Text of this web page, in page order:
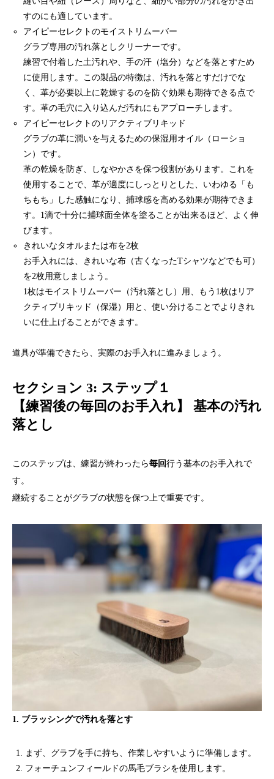
すのにも適しています。
アイピーセレクトのモイストリムーバー
グラブ専用の汚れ落としクリーナーです。
練習で付着した土汚れや、手の汗（塩分）などを落とすため
に使用します。この製品の特徴は、汚れを落とすだけでな
く、革が必要以上に乾燥するのを防ぐ効果も期待できる点で
す。革の毛穴に入り込んだ汚れにもアプローチします。
アイピーセレクトのリアクティブリキッド
グラブの革に潤いを与えるための保湿用オイル（ローショ
ン）です。
革の乾燥を防ぎ、しなやかさを保つ役割があります。これを
使用することで、革が適度にしっとりとした、いわゆる「も
ちもち」した感触になり、捕球感を高める効果が期待できま
す。1滴で十分に捕球面全体を塗ることが出来るほど、よく伸
びます。
きれいなタオルまたは布を2枚
お手入れには、きれいな布（古くなったTシャツなどでも可）
を2枚用意しましょう。
1枚はモイストリムーバー（汚れ落とし）用、もう1枚はリア
クティブリキッド（保湿）用と、使い分けることでよりきれ
いに仕上げることができます。
道具が準備できたら、実際のお手入れに進みましょう。
セクション 3: ステップ１
【練習後の毎回のお手入れ】 基本の汚れ
落とし
このステップは、練習が終わったら毎回行う基本のお手入れで
す。
継続することがグラブの状態を保つ上で重要です。
1. ブラッシングで汚れを落とす
まず、グラブを手に持ち、作業しやすいように準備します。
フォーチュンフィールドの馬毛ブラシを使用します。